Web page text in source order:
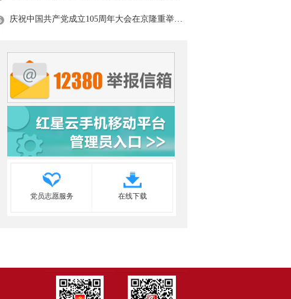
庆祝中国共产党成立105周年大会在京隆重举行 习近平发表重要讲话
党员志愿服务 在线下载